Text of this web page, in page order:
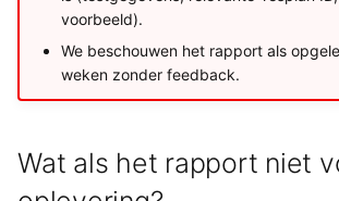
voorbeeld).
We beschouwen het rapport als
weken zonder feedback.
Wat als het rapport niet